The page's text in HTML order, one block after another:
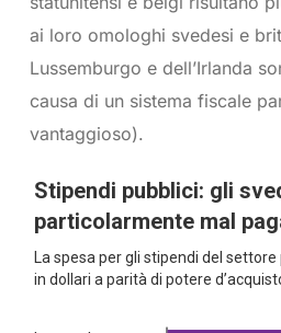
ai loro omologhi svedesi e
Lussemburgo e dell’Irlanda
causa di un sistema fiscale
vantaggioso).